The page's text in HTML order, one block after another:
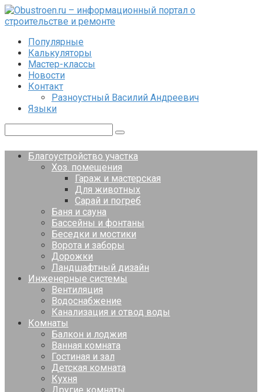
Перейти
к
Популярные
Калькуляторы
Мастер-классы
Новости
Контакт
Разноустный Василий Андреевич
Языки
Благоустройство участка
Хоз. помещения
Гараж и мастерская
Для животных
Сарай и погреб
Баня и сауна
Бассейны и фонтаны
Беседки и мостики
Ворота и заборы
Дорожки
Ландшафтный дизайн
Инженерные системы
Вентиляция
Водоснабжение
Канализация и отвод воды
Комнаты
Балкон и лоджия
Ванная комната
Гостиная и зал
Детская комната
Кухня